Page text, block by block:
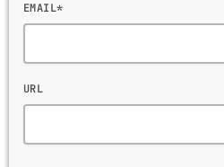
EMAIL*
URL